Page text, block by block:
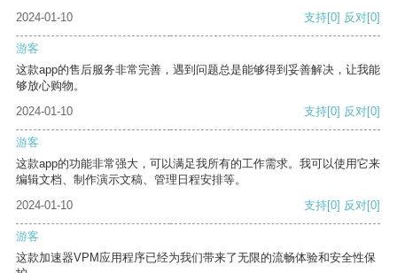
2024-01-10
支持[0] 反对[0]
游客
这款app的售后服务非常完善，遇到问题总是能够得到妥善解决，让我能
够放心购物。
2024-01-10
支持[0] 反对[0]
游客
这款app的功能非常强大，可以满足我所有的工作需求。我可以使用它来
编辑文档、制作演示文稿、管理日程安排等。
2024-01-10
支持[0] 反对[0]
游客
这款加速器VPM应用程序已经为我们带来了无限的流畅体验和安全性保